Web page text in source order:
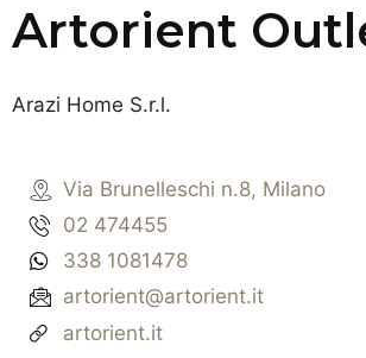
Artorient
Arazi Home S.r.l.
Via Brunelleschi n.8, Milano
02 474455
338 1081478
artorient@artorient.it
artorient.it